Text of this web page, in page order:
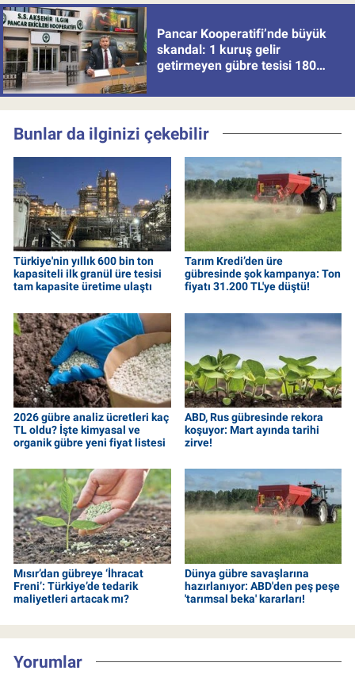
Pancar Kooperatifi’nde büyük
skandal: 1 kuruş gelir
getirmeyen gübre tesisi 180
Bunlar da ilginizi çekebilir
Türkiye'nin yıllık 600 bin ton
kapasiteli ilk granül üre tesisi
tam kapasite üretime ulaştı
Tarım Kredi’den üre
gübresinde şok kampanya: Ton
fiyatı 31.200 TL'ye düştü!
2026 gübre analiz ücretleri kaç
TL oldu? İşte kimyasal ve
organik gübre yeni fiyat listesi
ABD, Rus gübresinde rekora
koşuyor: Mart ayında tarihi
zirve!
Mısır’dan gübreye ‘İhracat
Freni’: Türkiye’de tedarik
maliyetleri artacak mı?
Dünya gübre savaşlarına
hazırlanıyor: ABD'den peş peşe
'tarımsal beka' kararları!
Yorumlar